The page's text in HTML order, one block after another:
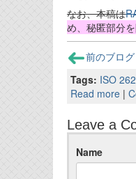
なお、本稿は
め、秘匿部分を
前のブログ
Tags: ISO
Read more |
Leave a
Name